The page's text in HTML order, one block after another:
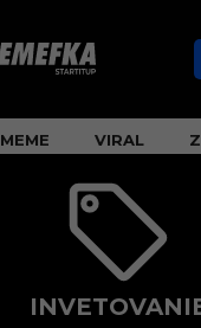
MEME VIRAL